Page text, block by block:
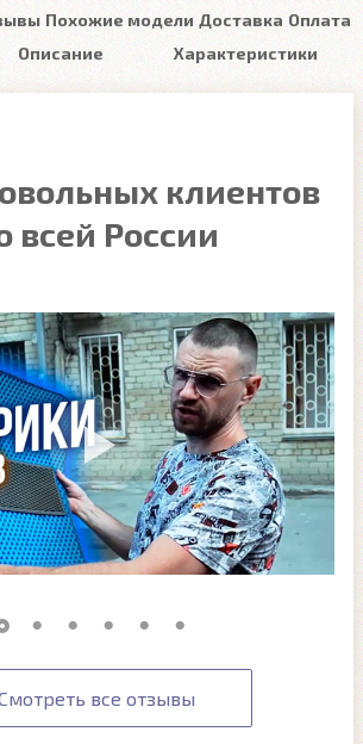
Похожие модели Доставка Оплата
Описание Характеристики
клиентов
всей России
все отзывы